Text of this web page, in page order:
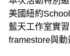
美國紐約
藍天工作室實
framestore與動